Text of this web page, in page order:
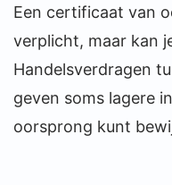
Een certificaat van
verplicht, maar kan
Handelsverdragen
geven soms lagere
oorsprong kunt